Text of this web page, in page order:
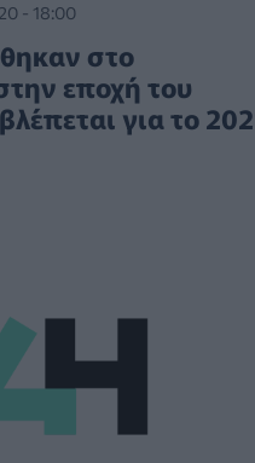
- 18:00
στο
εποχή του
για το